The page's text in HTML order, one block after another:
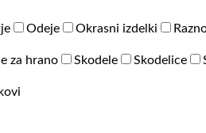
Odeje Okrasni izdelki
za hrano Skodele Skodelice